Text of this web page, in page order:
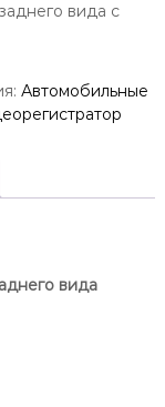
вида с
Автомобильные
вида